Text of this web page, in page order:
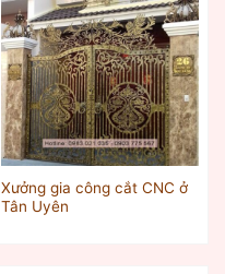
Xưởng gia công cắt CNC ở
Tân Uyên